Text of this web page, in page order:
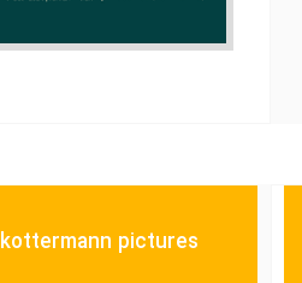
kottermann pictures